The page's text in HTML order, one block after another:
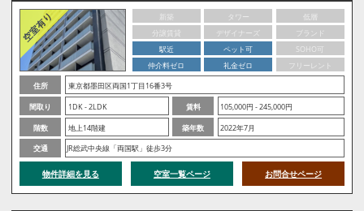
新築 タワー
低層
分譲賃貸
デザイナーズ
ブランド
駅近
ペット可
SOHO可
仲介料ゼロ
礼金ゼロ
フリーレント
住所
東京都墨田区両国1丁目16番3号
間取り
1DK - 2LDK 賃料
105,000円 - 245,000円
階数
地上14階建 築年数
2022年7月
交通
JR総武中央線「両国駅」徒歩3分
物件詳細を見る 空室一覧ページ お問合せページ